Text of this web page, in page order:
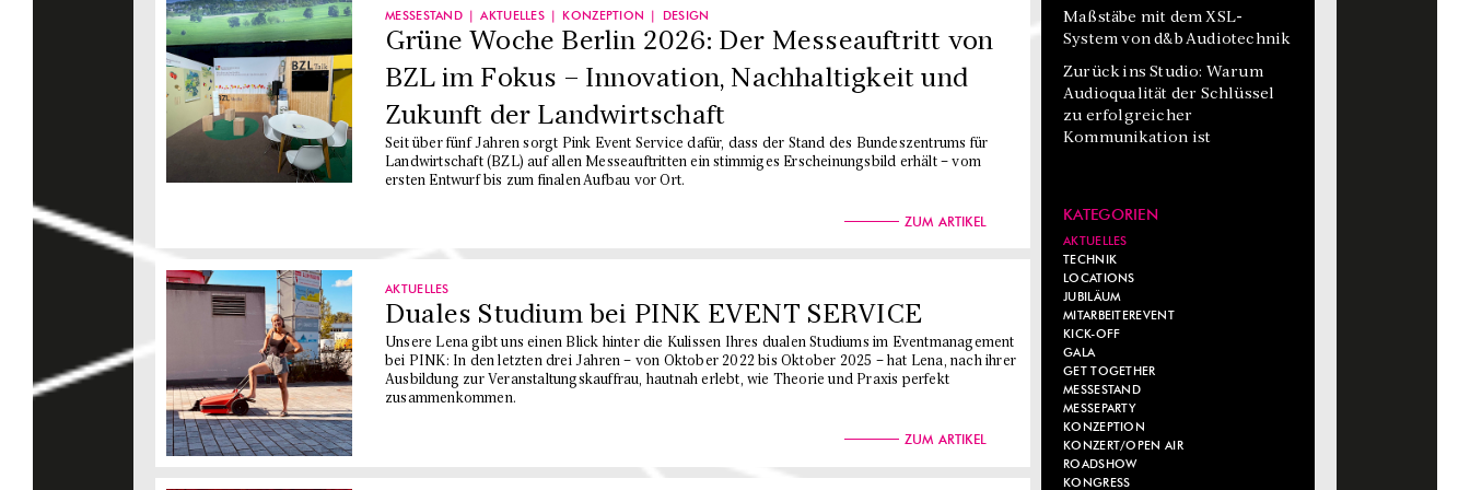
MESSESTAND AKTUELLES KONZEPTION DESIGN
Grüne Woche Berlin 2026: Der Messeauftritt von
BZL im Fokus – Innovation, Nachhaltigkeit und
Zukunft der Landwirtschaft
Seit über fünf Jahren sorgt Pink Event Service dafür, dass der Stand des Bundeszentrums für
Landwirtschaft (BZL) auf allen Messeauftritten ein stimmiges Erscheinungsbild erhält – vom
ersten Entwurf bis zum finalen Aufbau vor Ort.
ZUM ARTIKEL
AKTUELLES
Duales Studium bei PINK EVENT SERVICE
Unsere Lena gibt uns einen Blick hinter die Kulissen Ihres dualen Studiums im Eventmanagement
bei PINK: In den letzten drei Jahren – von Oktober 2022 bis Oktober 2025 – hat Lena, nach ihrer
Ausbildung zur Veranstaltungskauffrau, hautnah erlebt, wie Theorie und Praxis perfekt
zusammenkommen.
ZUM ARTIKEL
Maßstäbe mit dem XSL-
System von d&b Audiotechnik
Zurück ins Studio: Warum
Audioqualität der Schlüssel
zu erfolgreicher
Kommunikation ist
KATEGORIEN
AKTUELLES
TECHNIK
LOCATIONS
JUBILÄUM
MITARBEITEREVENT
KICK-OFF
GALA
GET TOGETHER
MESSESTAND
MESSEPARTY
KONZEPTION
KONZERT/OPEN AIR
ROADSHOW
KONGRESS